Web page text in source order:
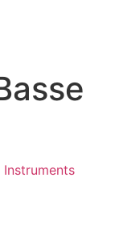
Instruments